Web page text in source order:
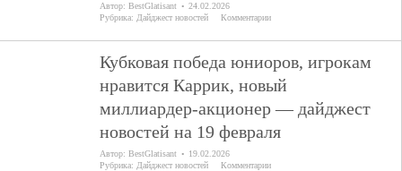
Автор:BestGlatisant
24.02.2026
Рубрика: Дайджест новостей Комментарии
Кубковая победа юниоров, игрокам
нравится Каррик, новый
миллиардер-акционер — дайджест
новостей на 19 февраля
Автор:BestGlatisant
19.02.2026
Рубрика: Дайджест новостей Комментарии